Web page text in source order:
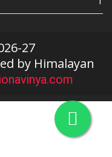
27
by Himalayan